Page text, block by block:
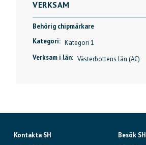
VERKSAM
Behörig chipmärkare
Kategori: Kategori 1
Verksam i län: Västerbottens län (AC)
Kontakta SH
Besök SH